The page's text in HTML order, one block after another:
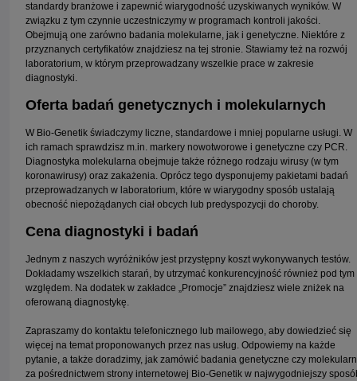
standardy branżowe i zapewnić wiarygodność uzyskiwanych wyników. W
związku z tym czynnie uczestniczymy w programach kontroli jakości.
Obejmują one zarówno badania molekularne, jak i genetyczne. Niektóre z
przyznanych certyfikatów znajdziesz na tej stronie. Stawiamy też na rozwój
laboratorium, w którym przeprowadzany wszelkie prace w zakresie
diagnostyki.
Oferta badań genetycznych i molekularnych
W Bio-Genetik świadczymy liczne, standardowe i mniej popularne usługi. W
ich ramach sprawdzisz m.in. markery nowotworowe i genetyczne czy PCR.
Diagnostyka molekularna obejmuje także różnego rodzaju wirusy (w tym
koronawirusy) oraz zakażenia. Oprócz tego dysponujemy pakietami badań
przeprowadzanych w laboratorium, które w wiarygodny sposób ustalają
obecność niepożądanych ciał obcych lub predyspozycji do choroby.
Cena diagnostyki i badań
Jednym z naszych wyróżników jest przystępny koszt wykonywanych testów.
Dokładamy wszelkich starań, by utrzymać konkurencyjność również pod tym
względem. Na dodatek w zakładce „Promocje” znajdziesz wiele zniżek na
oferowaną diagnostykę.
Zapraszamy do kontaktu telefonicznego lub mailowego, aby dowiedzieć się
więcej na temat proponowanych przez nas usług. Odpowiemy na każde
pytanie, a także doradzimy, jak zamówić badania genetyczne czy
za pośrednictwem strony internetowej Bio-Genetik w najwygodniejszy